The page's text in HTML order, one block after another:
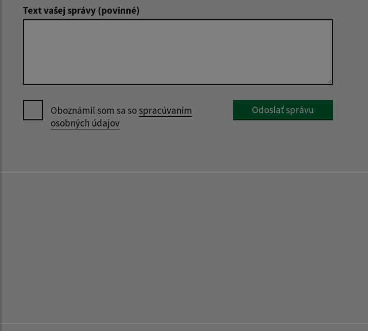
Text vašej správy (povinné)
Oboznámil som sa sospracúvaním
osobných údajov
Google reCaptcha Response
Odoslať správu